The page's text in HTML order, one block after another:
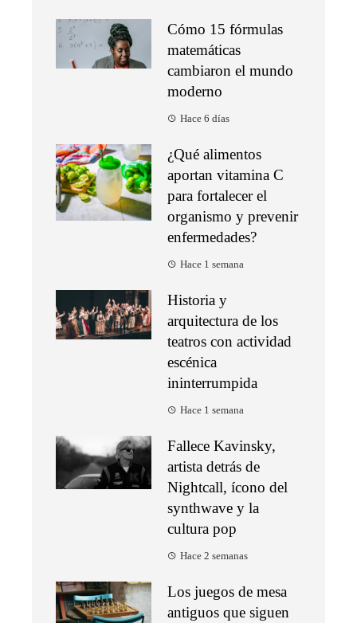
Cómo 15 fórmulas
matemáticas
cambiaron el mundo
moderno
Hace 6 días
¿Qué alimentos
aportan vitamina C
para fortalecer el
organismo y prevenir
enfermedades?
Hace 1 semana
Historia y
arquitectura de los
teatros con actividad
escénica
ininterrumpida
Hace 1 semana
Fallece Kavinsky,
artista detrás de
Nightcall, ícono del
synthwave y la
cultura pop
Hace 2 semanas
Los juegos de mesa
antiguos que siguen